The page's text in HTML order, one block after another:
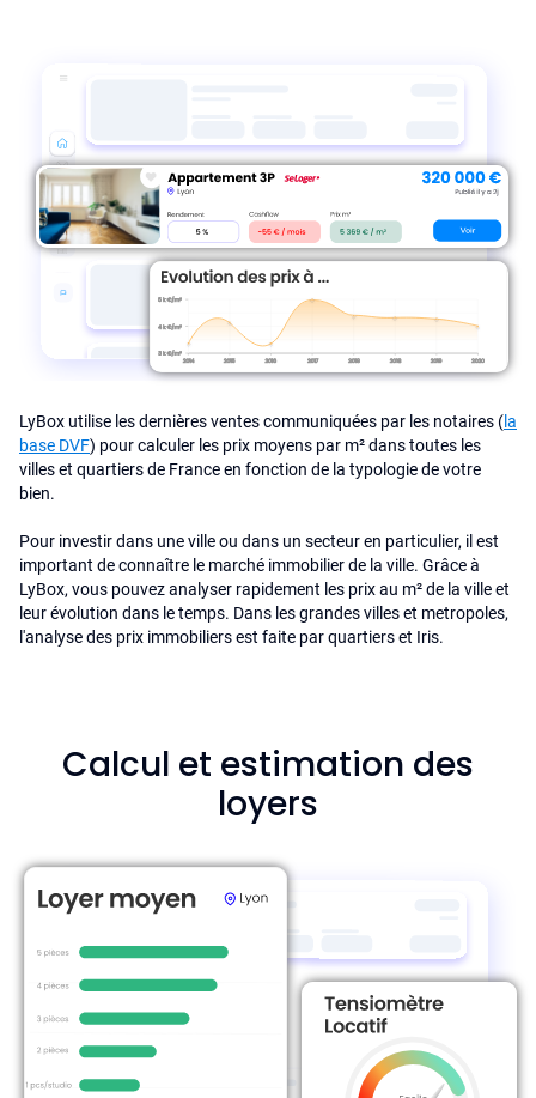
LyBox utilise les dernières ventes communiquées par les notaires (la
base DVF) pour calculer les prix moyens par m² dans toutes les
villes et quartiers de France en fonction de la typologie de votre
bien.
Pour investir dans une ville ou dans un secteur en particulier, il est
important de connaître le marché immobilier de la ville. Grâce à
LyBox, vous pouvez analyser rapidement les prix au m² de la ville et
leur évolution dans le temps. Dans les grandes villes et metropoles,
l'analyse des prix immobiliers est faite par quartiers et Iris.
Calcul et estimation des
loyers